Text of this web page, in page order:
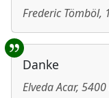
Frederic Tömböl,
Danke
Elveda Acar, 5400